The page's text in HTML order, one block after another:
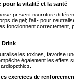
pour la vitalité et la santé
prescrit nourriture
de gel; l'ail - pour
fonctionnent correctement,
Drink
les toxines, favorise
également les effets
exercices de